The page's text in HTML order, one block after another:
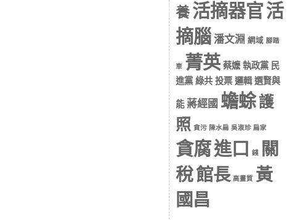
養 活摘器官活
摘腦 潘文淵 網域 腳踏
車 菁英 蔡嬤 執政黨 民
進黨 綠共 投票 邏輯 選賢與
能 蔣經國 蟾蜍護
照 貪污 陳水扁 吳淑珍 扁家
貪腐進口 錢
關
稅館長 高畫質 黃
國昌